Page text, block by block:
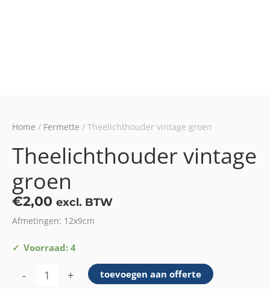
Home / Fermette / Theelichthouder vintage groen
Theelichthouder vintage
groen
€2,00 excl. BTW
Afmetingen: 12x9cm
Voorraad: 4
-
Theelichthouder
groen
+ toevoegen aan offerte